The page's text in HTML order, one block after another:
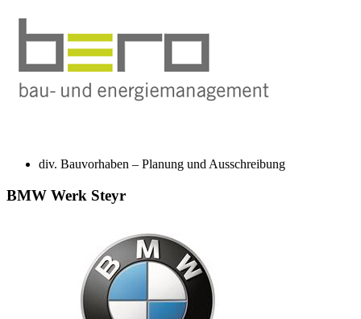
div. Bauvorhaben – Planung und Ausschreibung
BMW Werk Steyr